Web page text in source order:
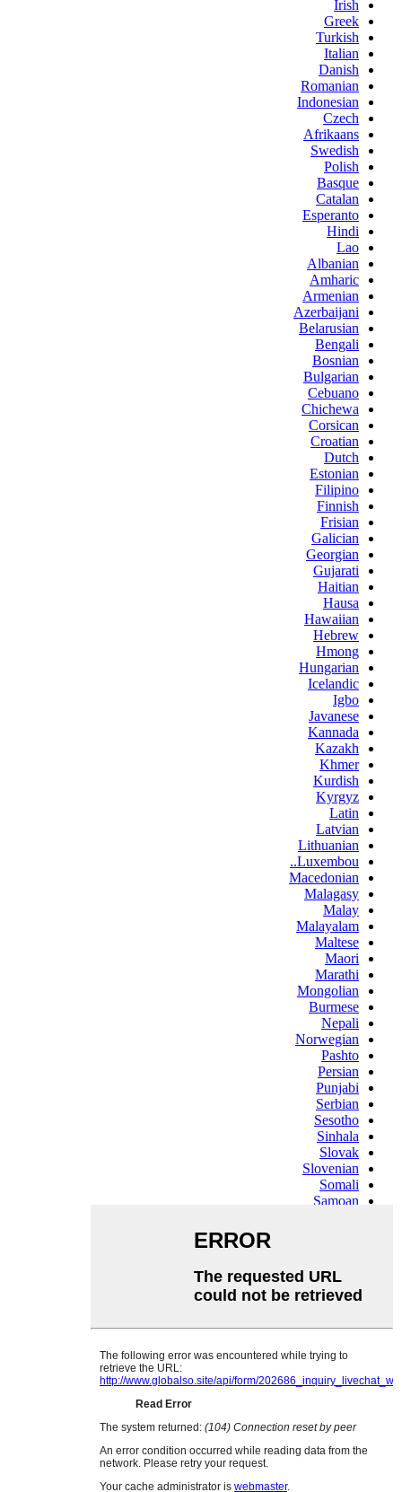
Irish
Greek
Turkish
Italian
Danish
Romanian
Indonesian
Czech
Afrikaans
Swedish
Polish
Basque
Catalan
Esperanto
Hindi
Lao
Albanian
Amharic
Armenian
Azerbaijani
Belarusian
Bengali
Bosnian
Bulgarian
Cebuano
Chichewa
Corsican
Croatian
Dutch
Estonian
Filipino
Finnish
Frisian
Galician
Georgian
Gujarati
Haitian
Hausa
Hawaiian
Hebrew
Hmong
Hungarian
Icelandic
Igbo
Javanese
Kannada
Kazakh
Khmer
Kurdish
Kyrgyz
Latin
Latvian
Lithuanian
Luxembou..
Macedonian
Malagasy
Malay
Malayalam
Maltese
Maori
Marathi
Mongolian
Burmese
Nepali
Norwegian
Pashto
Persian
Punjabi
Serbian
Sesotho
Sinhala
Slovak
Slovenian
Somali
Samoan
Swahili
Tajik
Telugu
Ukrainian
Urdu
Welsh
Xhosa
Yiddish